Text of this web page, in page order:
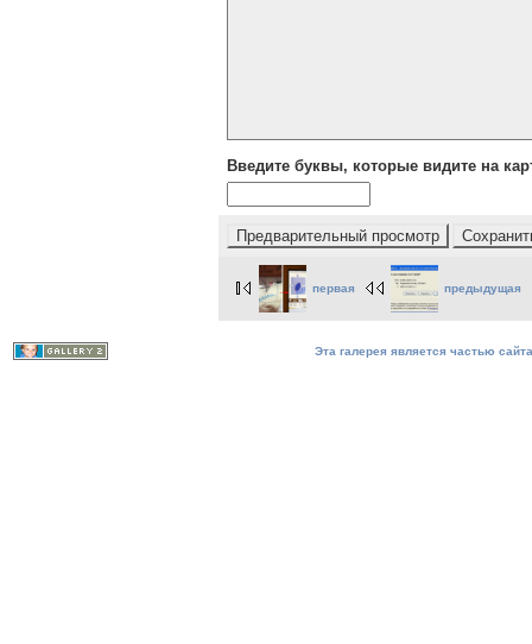
Введите буквы, которые видите на
первая предыдущая
Эта галерея является частью